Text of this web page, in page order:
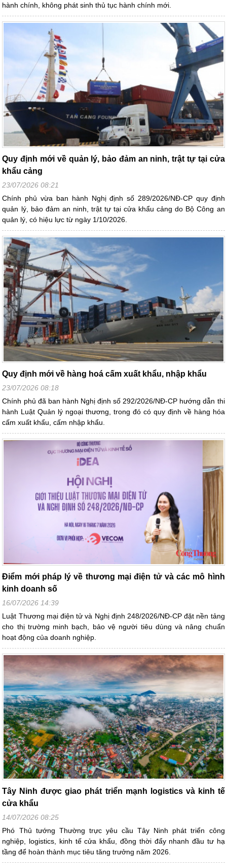
hành chính, không phát sinh thủ tục hành chính mới.
Quy định mới về quản lý, bảo đảm an ninh, trật tự tại cửa
khẩu cảng
23/07/2026 08:21
Chính phủ vừa ban hành Nghị định số 289/2026/NĐ-CP quy định
quản lý, bảo đảm an ninh, trật tự tại cửa khẩu cảng do Bộ Công an
quản lý, có hiệu lực từ ngày 1/10/2026.
Quy định mới về hàng hoá cấm xuất khẩu, nhập khẩu
23/07/2026 08:18
Chính phủ đã ban hành Nghị định số 292/2026/NĐ-CP hướng dẫn thi
hành Luật Quản lý ngoại thương, trong đó có quy định về hàng hóa
cấm xuất khẩu, cấm nhập khẩu.
Điểm mới pháp lý về thương mại điện tử và các mô hình
kinh doanh số
16/07/2026 14:39
Luật Thương mại điện tử và Nghị định 248/2026/NĐ-CP đặt nền tảng
cho thị trường minh bạch, bảo vệ người tiêu dùng và nâng chuẩn
hoạt động của doanh nghiệp.
Tây Ninh được giao phát triển mạnh logistics và kinh tế
cửa khẩu
14/07/2026 08:25
Phó Thủ tướng Thường trực yêu cầu Tây Ninh phát triển công
nghiệp, logistics, kinh tế cửa khẩu, đồng thời đẩy nhanh đầu tư hạ
tầng để hoàn thành mục tiêu tăng trưởng năm 2026.